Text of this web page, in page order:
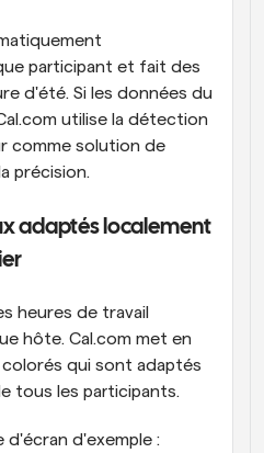
participant et fait des
d'été. Si les données du
utilise la détection
comme solution de
précision.
adaptés localement
heures de travail
hôte. Cal.com met en
qui sont adaptés
tous les participants.
d'écran d'exemple :